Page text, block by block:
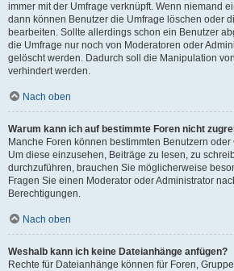
immer mit der Umfrage verknüpft. Wenn niemand
dann können Benutzer die Umfrage löschen oder
bearbeiten. Sollte allerdings schon ein Benutzer
die Umfrage nur noch von Moderatoren oder
gelöscht werden. Dadurch soll die Manipulation
verhindert werden.
Nach oben
Warum kann ich auf bestimmte Foren nicht
Manche Foren können bestimmten Benutzern
Um diese einzusehen, Beiträge zu lesen, zu
durchzuführen, brauchen Sie möglicherweise
Fragen Sie einen Moderator oder Administrator
Berechtigungen.
Nach oben
Weshalb kann ich keine Dateianhänge anfügen?
Rechte für Dateianhänge können für Foren,